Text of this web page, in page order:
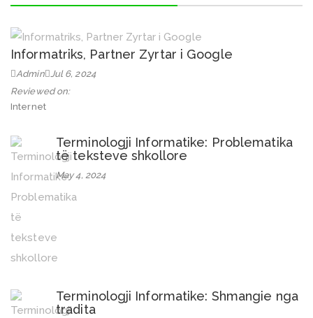
Informatriks, Partner Zyrtar i Google
Admin Jul 6, 2024
Reviewed on:
Internet
Terminologji Informatike: Problematika
të teksteve shkollore
May 4, 2024
Terminologji Informatike: Shmangie nga
tradita